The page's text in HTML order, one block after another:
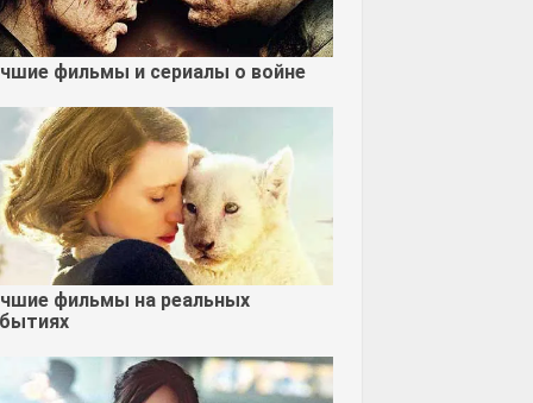
фильмы и сериалы о войне
фильмы на реальных